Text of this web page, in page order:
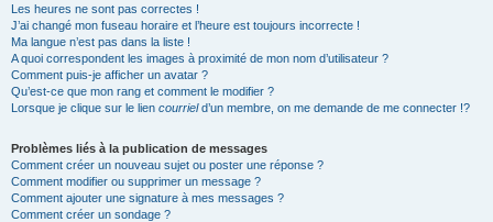
Les heures ne sont pas correctes !
J’ai changé mon fuseau horaire et l’heure est toujours incorrecte !
Ma langue n’est pas dans la liste !
A quoi correspondent les images à proximité de mon nom d’utilisateur ?
Comment puis-je afficher un avatar ?
Qu’est-ce que mon rang et comment le modifier ?
Lorsque je clique sur le lien courrield’un membre, on me demande de me connecter !?
Problèmes liés à la publication de messages
Comment créer un nouveau sujet ou poster une réponse ?
Comment modifier ou supprimer un message ?
Comment ajouter une signature à mes messages ?
Comment créer un sondage ?